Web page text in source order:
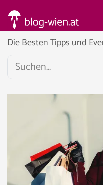
Die Besten Tipps und